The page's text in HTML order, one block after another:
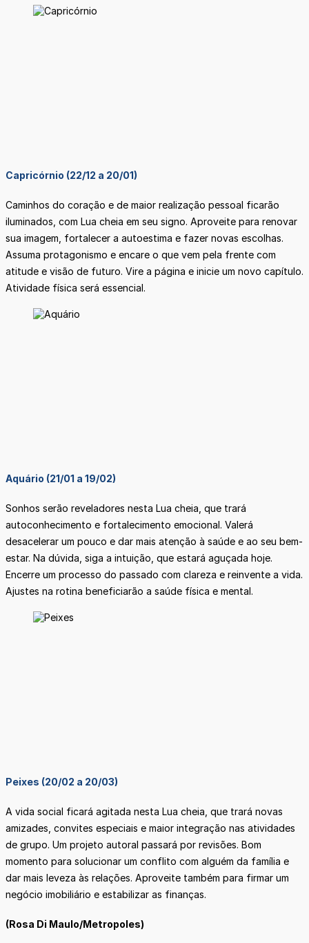
Capricórnio (22/12 a 20/01)
Caminhos do coração e de maior realização pessoal ficarão
iluminados, com Lua cheia em seu signo. Aproveite para renovar
sua imagem, fortalecer a autoestima e fazer novas escolhas.
Assuma protagonismo e encare o que vem pela frente com
atitude e visão de futuro. Vire a página e inicie um novo capítulo.
Atividade física será essencial.
Aquário (21/01 a 19/02)
Sonhos serão reveladores nesta Lua cheia, que trará
autoconhecimento e fortalecimento emocional. Valerá
desacelerar um pouco e dar mais atenção à saúde e ao seu bem-
estar. Na dúvida, siga a intuição, que estará aguçada hoje.
Encerre um processo do passado com clareza e reinvente a vida.
Ajustes na rotina beneficiarão a saúde física e mental.
Peixes (20/02 a 20/03)
A vida social ficará agitada nesta Lua cheia, que trará novas
amizades, convites especiais e maior integração nas atividades
de grupo. Um projeto autoral passará por revisões. Bom
momento para solucionar um conflito com alguém da família e
dar mais leveza às relações. Aproveite também para firmar um
negócio imobiliário e estabilizar as finanças.
(Rosa Di Maulo/Metropoles)